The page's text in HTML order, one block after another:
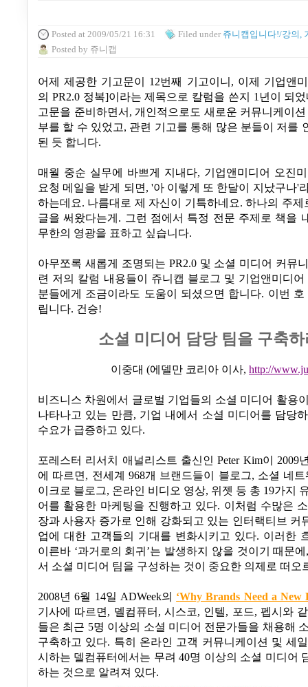
Posted at 2009/05/21 16:31 Filed under 쥬니캡입니다!/강의,
Posted by 쥬니캡
어제 제공한 기고문이 12번째 기고이니 , 이제 기업앤
의 PR2.0 정복]이라는 제목으로 칼럼을 쓴지 1년이 되
고문을 준비하면서 ,개인적으로도 새로운 커뮤니케이
부를 할 수 있었고, 관련 기고를 통해 많은 분들이 저를
된 듯 합니다.
매월 중순 실무에 바쁘게 지내다, 기업앤미디어 오진
요청 메일을 받게 되면, '아 이렇게 또 한달이 지났구나'
하는데요. 나름대로 제 자신이 기특하네요. 하나의 주제
글을 써왔다는게. 그런 점에서 특정 전문 주제로 책을
무한의 영광을 표하고 싶습니다.
아무쪼록 새롭게 조명되는 PR2.0 및 소셜 미디어 커뮤
련 저의 칼럼 내용들이 쥬니캡 블로그 및 기업앤미디
분들에게 조금이라도 도움이 되셨으면 합니다. 이번
립니다. 건승!
소셜 미디어 담당 팀을 구축
이중대 (에델만 코리아 이사, http://
비즈니스 차원에서 글로벌 기업들의 소셜 미디어 활용
나타나고 있는 만큼, 기업 내에서 소셜 미디어를 담당
수요가 급증하고 있다.
포레스터 리서치 애널리스트 출신인 Peter Kim이 2009
에 따르면, 전세계 968개 브랜드들이 블로그, 소셜 네
이크로 블로그, 온라인 비디오 영상, 위젯 등 총 19가지
어를 활용한 마케팅을 진행하고 있다. 이처럼 수많은
장과 사용자 증가로 인해 강화되고 있는 인터랙티브 커
업에 대한 고객들의 기대를 변화시키고 있다. 이러한
이른바 ‘과거로의 회귀 ’는 발생하지 않을 것이기 때문에
서 소셜 미디어 팀을 구성하는 것이 중요한 의제로 떠오
2008년6월 14일 ADWeek의 ‘Why Brands Need a New
기사에 따르면, 델컴퓨터 ,시스코, 인텔, 포드,펩시와
들은 최근 5명 이상의 소셜 미디어 전문가들을 채용해
구축하고 있다. 특히 온라인 고객 커뮤니케이션 및 세
시하는 델컴퓨터에서는 무려40명 이상의 소셜 미디어
하는 것으로 알려져 있다.